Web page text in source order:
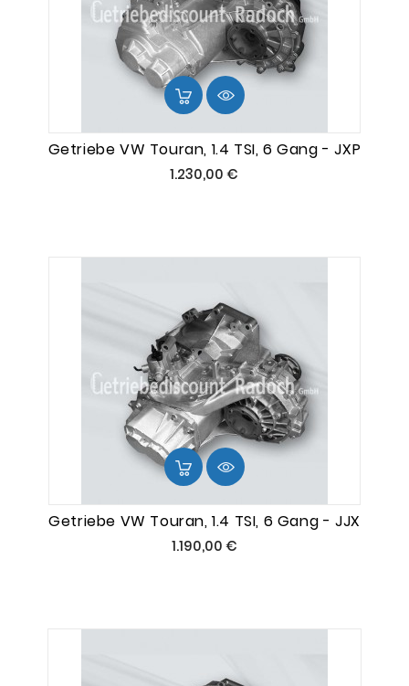
Getriebe VW Touran, 1.4 TSI, 6 Gang - JXP
1.230,00 €
Getriebe VW Touran, 1.4 TSI, 6 Gang - JJX
1.190,00 €Preis